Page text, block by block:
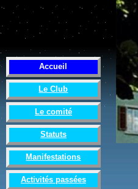
Accueil
Le Club
Le comité
Statuts
Manifestations
Activités passées